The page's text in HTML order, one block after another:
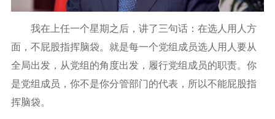
我在上任一个星期之后，讲了三句话：在选人用人方
面，不屁股指挥脑袋。就是每一个党组成员选人用人要从
全局出发，从党组的角度出发，履行党组成员的职责。你
是党组成员，你不是你分管部门的代表，所以不能屁股指
挥脑袋。